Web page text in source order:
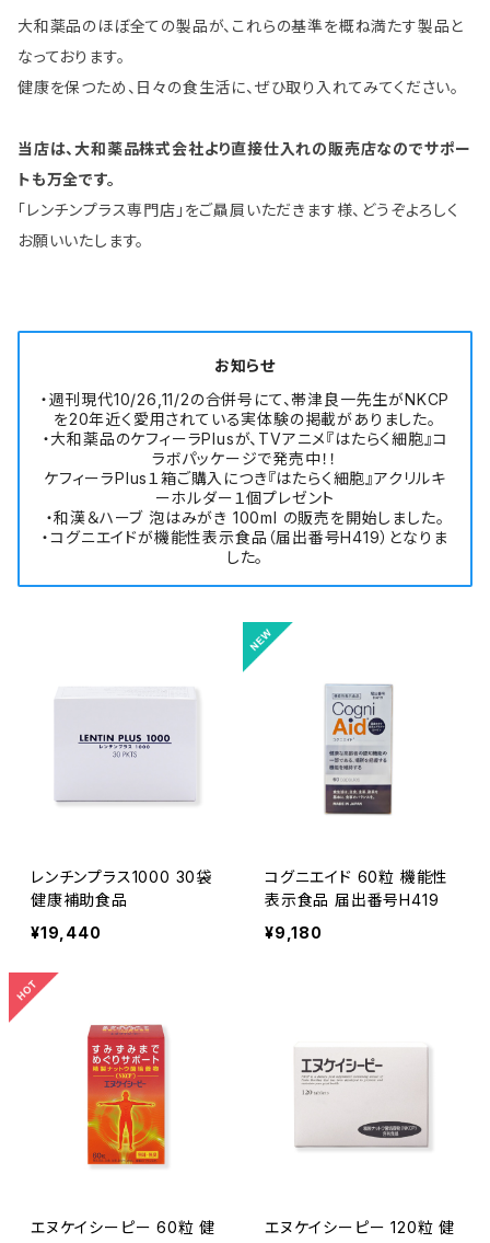
大和薬品のほぼ全ての製品が、これらの基準を概ね満たす製品と
なっております。
健康を保つため、日々の食生活に、ぜひ取り入れてみてください。
当店は、大和薬品株式会社より直接仕入れの販売店なのでサポー
トも万全です。
「レンチンプラス専門店」をご贔屓いただきます様、どうぞよろしく
お願いいたします。
お知らせ
・週刊現代10/26,11/2の合併号にて、帯津良一先生がNKCP
を20年近く愛用されている実体験の掲載がありました。
・大和薬品のケフィーラPlusが、TVアニメ『はたらく細胞』コ
ラボパッケージで発売中！！
ケフィーラPlus１箱ご購入につき『はたらく細胞』アクリルキ
ーホルダー１個プレゼント
・和漢＆ハーブ 泡はみがき 100ml の販売を開始しました。
・コグニエイドが機能性表示食品（届出番号H419）となりま
した。
レンチンプラス1000 30袋
健康補助食品
¥19,440
コグニエイド 60粒 機能性
表示食品 届出番号H419
¥9,180
エヌケイシーピー 60粒 健
エヌケイシーピー 120粒 健